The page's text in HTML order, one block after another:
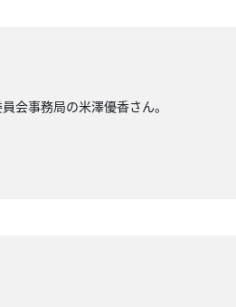
会事務局の米澤優香さん。